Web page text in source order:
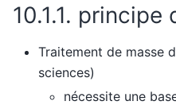
10.1.1. principe
Traitement de masse
sciences)
nécessite une